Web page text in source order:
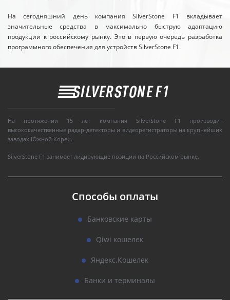
На сегодняшний день компания SilverStone F1 вкладывает
значительные средства в максимально быструю адаптацию
продукции к российскому рынку. Это в первую очередь разработка
программного обеспечения для устройств SilverStone F1.
На протяжении 15 лет компания SilverStone F1 производит
высококачественные радар-детекторы и видеорегистраторы на крупнейших
заводах Южной Кореи.
SilverStone F1 занимает лидирующие позиции на Российском рынке.
Способы оплаты
Банковские карты
Qiwi кошелек
Яндекс.Кошелек
Банки и терминалы